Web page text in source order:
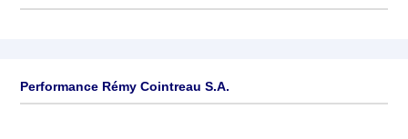
Performance Rémy Cointreau S.A.